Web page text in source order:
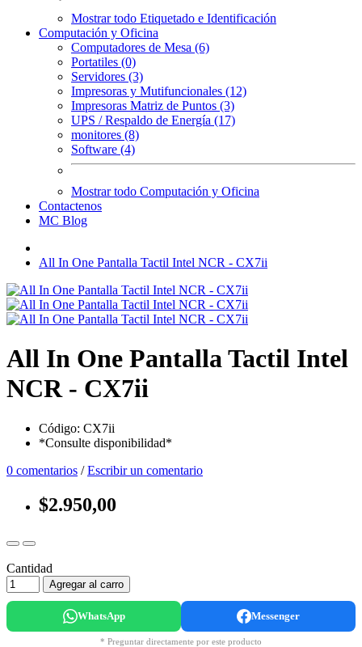
Mostrar todo Etiquetado e Identificación
Computación y Oficina
Computadores de Mesa (6)
Portatiles (0)
Servidores (3)
Impresoras y Mutifuncionales (12)
Impresoras Matriz de Puntos (3)
UPS / Respaldo de Energía (17)
monitores (8)
Software (4)
Mostrar todo Computación y Oficina
Contactenos
MC Blog
All In One Pantalla Tactil Intel NCR - CX7ii
All In One Pantalla Tactil Intel
NCR - CX7ii
Código: CX7ii
*Consulte disponibilidad*
0 comentarios /Escribir un comentario
$2.950,00
Cantidad
Agregar al carro
WhatsApp Messenger
* Preguntar directamente por este producto